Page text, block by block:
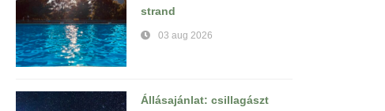
strand
03 aug 2026
Állásajánlat: csillagászt